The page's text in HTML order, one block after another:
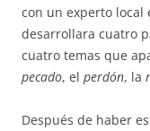
con un experto local
desarrollara cuatro
cuatro temas que
pecado, el perdón, la
Después de haber